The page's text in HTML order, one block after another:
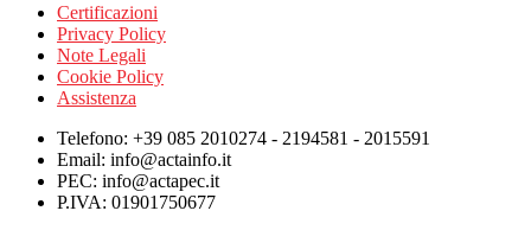
Certificazioni
Privacy Policy
Note Legali
Cookie Policy
Assistenza
Telefono: +39 085 2010274 - 2194581 - 2015591
Email: info@actainfo.it
PEC: info@actapec.it
P.IVA: 01901750677